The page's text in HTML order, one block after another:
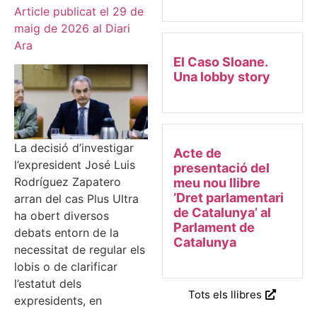
Article publicat el 29 de
maig de 2026 al Diari
Ara
La decisió d’investigar
l’expresident José Luis
Rodríguez Zapatero
arran del cas Plus Ultra
ha obert diversos
debats entorn de la
necessitat de regular els
lobis o de clarificar
l’estatut dels
expresidents, en
El Caso Sloane.
Una lobby story
Acte de
presentació del
meu nou llibre
‘Dret parlamentari
de Catalunya’ al
Parlament de
Catalunya
Tots els llibres